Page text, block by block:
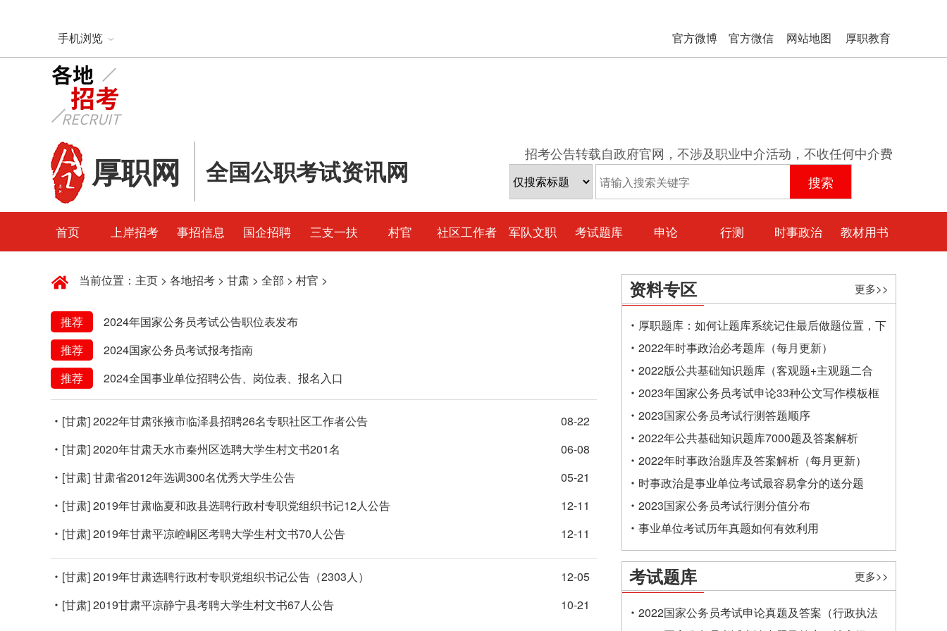
手机浏览 官方微博 官方微信 网站地图 厚职教育
厚职网 全国公职考试资讯网
招考公告转载自政府官网，不涉及职业中介活动，不收任何中介费
首页 上岸招考 事招信息 国企招聘 三支一扶 村官 社区工作者 军队文职 考试题库 申论 行测 时事政治 教材用书
当前位置： 主页 > 各地招考 > 甘肃 > 全部 > 村官 >
推荐
2024年国家公务员考试公告职位表发布
推荐
2024国家公务员考试报考指南
推荐
2024全国事业单位招聘公告、岗位表、报名入口
[甘肃]2022年甘肃张掖市临泽县招聘26名专职社区工作者公告
08-22
[甘肃]2020年甘肃天水市秦州区选聘大学生村文书201名
06-08
[甘肃]甘肃省2012年选调300名优秀大学生公告
05-21
[甘肃]2019年甘肃临夏和政县选聘行政村专职党组织书记12人公告
12-11
[甘肃]2019年甘肃平凉崆峒区考聘大学生村文书70人公告 12-11
[甘肃]2019年甘肃选聘行政村专职党组织书记公告（2303人）
12-05
[甘肃]2019甘肃平凉静宁县考聘大学生村文书67人公告 10-21
资料专区 更多>>
厚职题库：如何让题库系统记住最后做题位置，下
一次进入后可接续做题？
2022年时事政治必考题库（每月更新）
2022版公共基础知识题库（客观题+主观题二合
一）
2023年国家公务员考试申论33种公文写作模板框
架
2023国家公务员考试行测答题顺序
2022年公共基础知识题库7000题及答案解析
2022年时事政治题库及答案解析（每月更新）
时事政治是事业单位考试最容易拿分的送分题
2023国家公务员考试行测分值分布
事业单位考试历年真题如何有效利用
考试题库 更多>>
2022国家公务员考试申论真题及答案（行政执法